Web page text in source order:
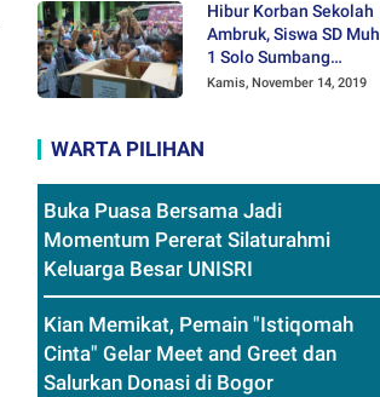
Hibur Korban Sekolah
Ambruk, Siswa SD Muh
1 Solo Sumbang
Mainan Othok-othok
Kamis, November 14, 2019
WARTA PILIHAN
Buka Puasa Bersama Jadi
Momentum Pererat Silaturahmi
Keluarga Besar UNISRI
Kian Memikat, Pemain "Istiqomah
Cinta" Gelar Meet and Greet dan
Salurkan Donasi di Bogor